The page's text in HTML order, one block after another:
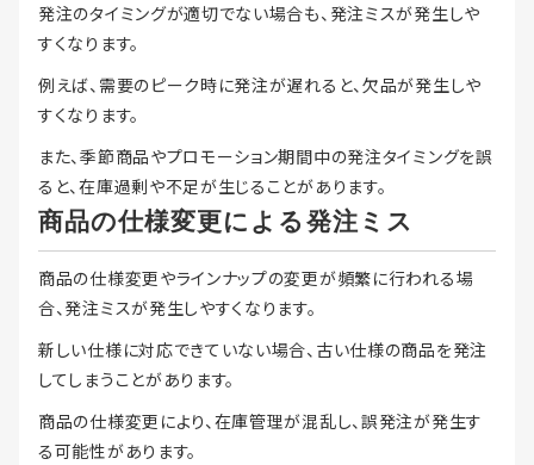
発注のタイミングが適切でない場合も、発注ミスが発生しや
すくなります。
例えば、需要のピーク時に発注が遅れると、欠品が発生しや
すくなります。
また、季節商品やプロモーション期間中の発注タイミングを誤
ると、在庫過剰や不足が生じることがあります。
商品の仕様変更による発注ミス
商品の仕様変更やラインナップの変更が頻繁に行われる場
合、発注ミスが発生しやすくなります。
新しい仕様に対応できていない場合、古い仕様の商品を発注
してしまうことがあります。
商品の仕様変更により、在庫管理が混乱し、誤発注が発生す
る可能性があります。